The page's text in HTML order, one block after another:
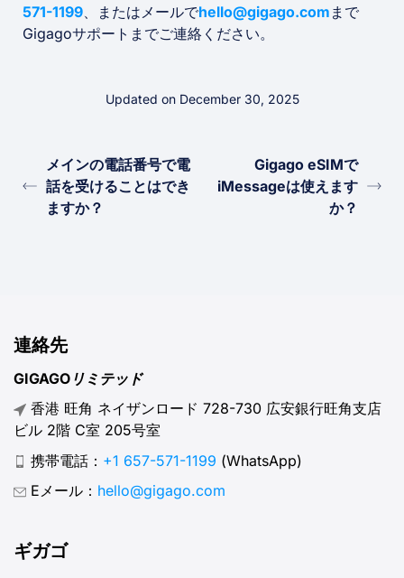
571-1199 、またはメールでhello@gigago.com まで
Gigagoサポートまでご連絡ください。
Updated on December 30, 2025
メインの電話番号で電
話を受けることはでき
ますか？
Gigago eSIMで
iMessageは使えます
か？
連絡先
GIGAGOリミテッド
香港 旺角 ネイザンロード 728-730 広安銀行旺角支店
ビル 2階 C室 205号室
携帯電話： +1 657-571-1199 (WhatsApp)
Eメール： hello@gigago.com
ギガゴ